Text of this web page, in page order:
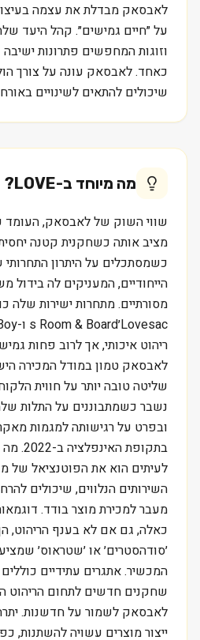
לאבסאק מבדלת את עצמה
על ״חיים גמישים״. קהל היעד
וזוגות המחפשים פתרונות
כאחד. לאבסאק עונה על צורך
שיכולים להתאים לשינויים
מה מיוחד ב-LOVE
?
מציב אותה כשחקנית קטנה
הייחודיים, המעניקים לה בידול
מסורתיים. מתחרות ישירות שלה
ריהוט איכותי, אך לרוב פחות
לאבסאק טמון במודל המכירה
שליטה טובה יותר על חווית
נשבר כשמתבוננים על התלות
ובפרט על רגישותה למגמות
לעיתים הוא את הפוטנציאל של
השירותים הנלווים, שיכולים
מעבר למכירת מוצר בודד.
כאלה, גם אם לא בענף הריהוט,
׳סודהסטרים׳ או ׳שטראוס׳
המכשיר. אתגרים עתידיים
שחקנים חדשים לתחום הריהוט
לאבסאק לשמור על חדשנות.
ייצור מוצרים עשויה להשתנות,